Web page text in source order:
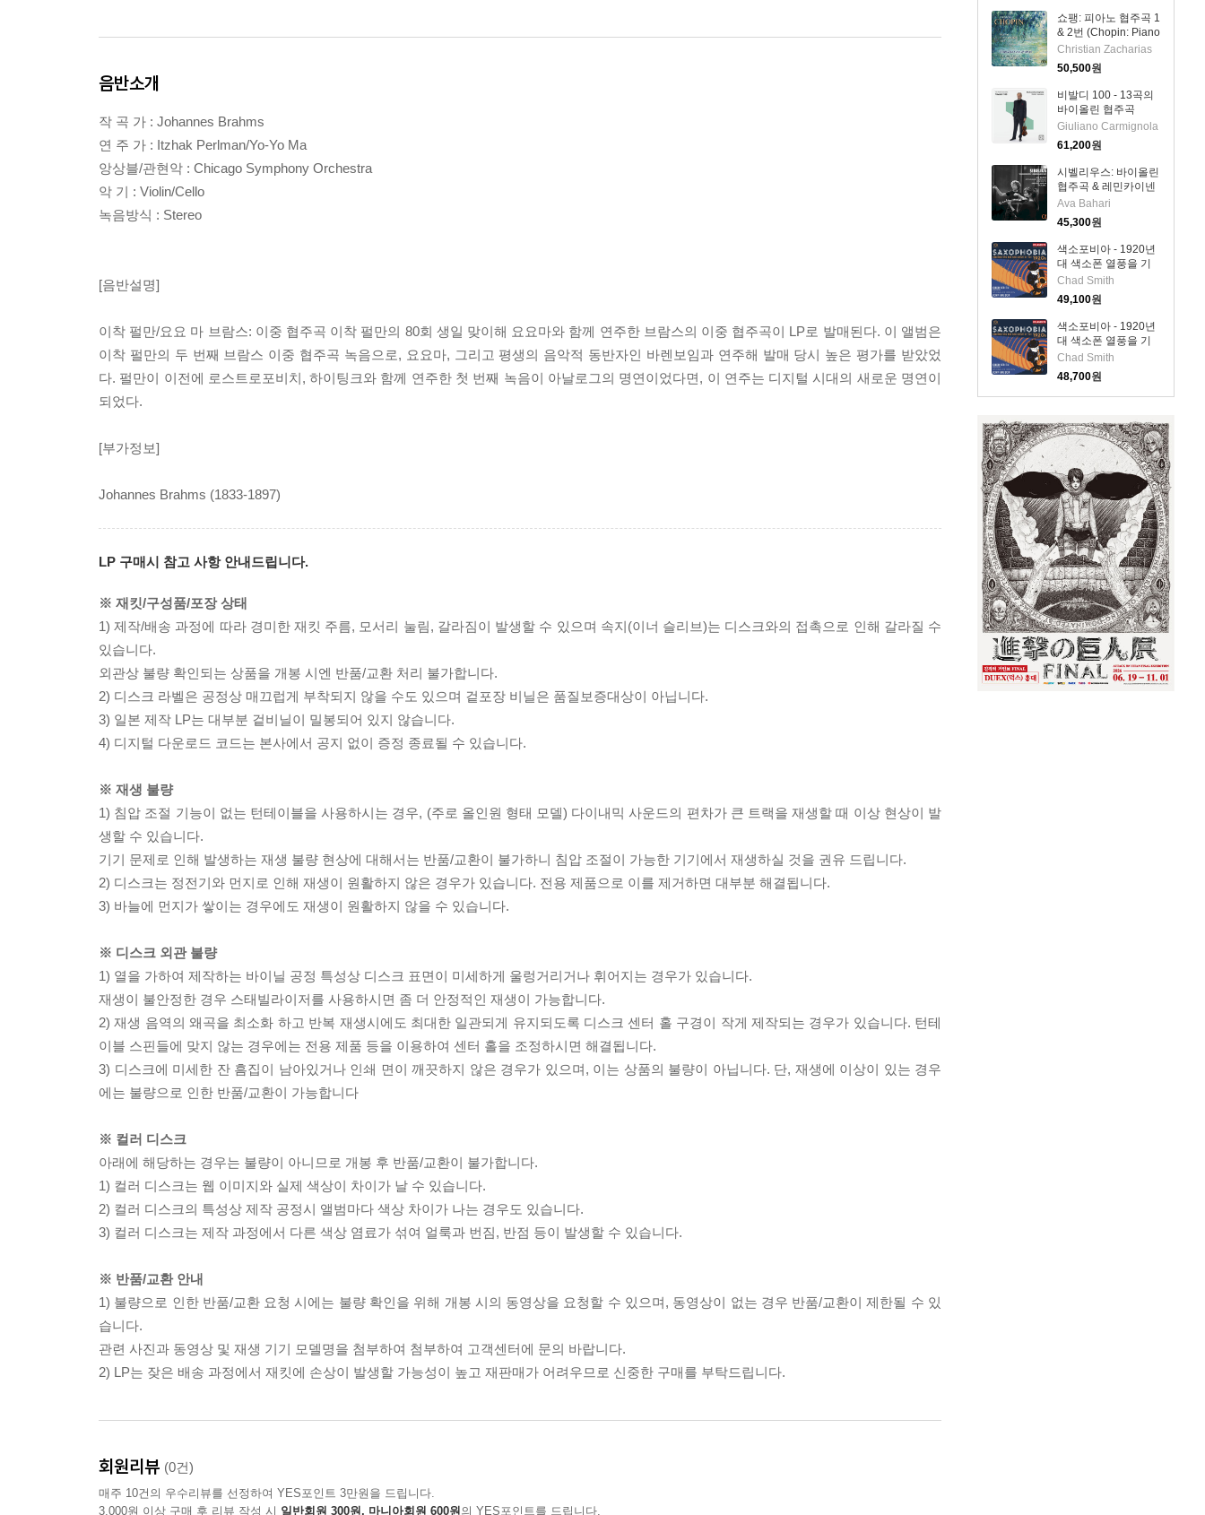
쇼팽: 피아노 협주곡 1
& 2번 (Chopin: Piano
Concertos Nos.1 &
2) (SACD Hybrid) -
Christian Zacharias
Christian Zacharias
50,500원
비발디 100 - 13곡의
바이올린 협주곡
(Vivaldi 100. 13
Violin Concertos)
(2CD) - Giuliano
Carmignola
Giuliano Carmignola
61,200원
시벨리우스: 바이올린
협주곡 & 레민카이넨
모음곡 (Sibelius:
Violin Concerto &
Lemminkainen
Suite)(CD) - Ava
Bahari
Ava Bahari
45,300원
색소포비아 - 1920년
대 색소폰 열풍을 기
리며 (Saxophobia -
Celebrating the Sax
Craze of the 1920s)
(SACD Hybrid) -
Chad Smith
Chad Smith
49,100원
색소포비아 - 1920년
대 색소폰 열풍을 기
리며 (Saxophobia -
Celebrating the Sax
Craze of the 1920s)
(SACD Hybrid) -
Chad Smith
48,700원
음반소개
작 곡 가 : Johannes Brahms
연 주 가 : Itzhak Perlman/Yo-Yo Ma
앙상블/관현악 : Chicago Symphony Orchestra
악 기 : Violin/Cello
녹음방식 : Stereo
[음반설명]
이착 펄만/요요 마 브람스: 이중 협주곡 이착 펄만의 80회 생일 맞이해 요요마와 함께 연주한 브람스의 이중 협주곡이 LP로 발매된다. 이 앨범은
이착 펄만의 두 번째 브람스 이중 협주곡 녹음으로, 요요마, 그리고 평생의 음악적 동반자인 바렌보임과 연주해 발매 당시 높은 평가를 받았었
다. 펄만이 이전에 로스트로포비치, 하이팅크와 함께 연주한 첫 번째 녹음이 아날로그의 명연이었다면, 이 연주는 디지털 시대의 새로운 명연이
되었다.
[부가정보]
Johannes Brahms (1833-1897)
LP 구매시 참고 사항 안내드립니다.
※ 재킷/구성품/포장 상태
1) 제작/배송 과정에 따라 경미한 재킷 주름, 모서리 눌림, 갈라짐이 발생할 수 있으며 속지(이너 슬리브)는 디스크와의 접촉으로 인해 갈라질 수
있습니다.
외관상 불량 확인되는 상품을 개봉 시엔 반품/교환 처리 불가합니다.
2) 디스크 라벨은 공정상 매끄럽게 부착되지 않을 수도 있으며 겉포장 비닐은 품질보증대상이 아닙니다.
3) 일본 제작 LP는 대부분 겉비닐이 밀봉되어 있지 않습니다.
4) 디지털 다운로드 코드는 본사에서 공지 없이 증정 종료될 수 있습니다.
※ 재생 불량
1) 침압 조절 기능이 없는 턴테이블을 사용하시는 경우, (주로 올인원 형태 모델) 다이내믹 사운드의 편차가 큰 트랙을 재생할 때 이상 현상이 발
생할 수 있습니다.
기기 문제로 인해 발생하는 재생 불량 현상에 대해서는 반품/교환이 불가하니 침압 조절이 가능한 기기에서 재생하실 것을 권유 드립니다.
2) 디스크는 정전기와 먼지로 인해 재생이 원활하지 않은 경우가 있습니다. 전용 제품으로 이를 제거하면 대부분 해결됩니다.
3) 바늘에 먼지가 쌓이는 경우에도 재생이 원활하지 않을 수 있습니다.
※ 디스크 외관 불량
1) 열을 가하여 제작하는 바이닐 공정 특성상 디스크 표면이 미세하게 울렁거리거나 휘어지는 경우가 있습니다.
재생이 불안정한 경우 스태빌라이저를 사용하시면 좀 더 안정적인 재생이 가능합니다.
2) 재생 음역의 왜곡을 최소화 하고 반복 재생시에도 최대한 일관되게 유지되도록 디스크 센터 홀 구경이 작게 제작되는 경우가 있습니다. 턴테
이블 스핀들에 맞지 않는 경우에는 전용 제품 등을 이용하여 센터 홀을 조정하시면 해결됩니다.
3) 디스크에 미세한 잔 흠집이 남아있거나 인쇄 면이 깨끗하지 않은 경우가 있으며, 이는 상품의 불량이 아닙니다. 단, 재생에 이상이 있는 경우
에는 불량으로 인한 반품/교환이 가능합니다
※ 컬러 디스크
아래에 해당하는 경우는 불량이 아니므로 개봉 후 반품/교환이 불가합니다.
1) 컬러 디스크는 웹 이미지와 실제 색상이 차이가 날 수 있습니다.
2) 컬러 디스크의 특성상 제작 공정시 앨범마다 색상 차이가 나는 경우도 있습니다.
3) 컬러 디스크는 제작 과정에서 다른 색상 염료가 섞여 얼룩과 번짐, 반점 등이 발생할 수 있습니다.
※ 반품/교환 안내
1) 불량으로 인한 반품/교환 요청 시에는 불량 확인을 위해 개봉 시의 동영상을 요청할 수 있으며, 동영상이 없는 경우 반품/교환이 제한될 수 있
습니다.
관련 사진과 동영상 및 재생 기기 모델명을 첨부하여 첨부하여 고객센터에 문의 바랍니다.
2) LP는 잦은 배송 과정에서 재킷에 손상이 발생할 가능성이 높고 재판매가 어려우므로 신중한 구매를 부탁드립니다.
회원리뷰 (0건)
매주 10건의 우수리뷰를 선정하여 YES포인트 3만원을 드립니다.
3,000원 이상 구매 후 리뷰 작성 시 일반회원 300원, 마니아회원 600원의 YES포인트를 드립니다.